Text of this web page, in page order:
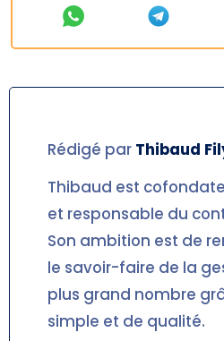
Rédigé par Thibaud
Thibaud est
et responsable du
Son ambition est de
le savoir-faire de la
plus grand nombre
simple et de qualité.